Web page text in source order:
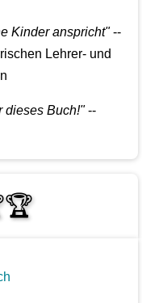
Kinder anspricht"--
Lehrer- und
dieses Buch!"--